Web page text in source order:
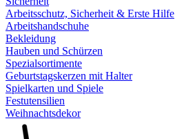
Arbeitsschutz, Sicherheit & Erste Hilfe
Arbeitshandschuhe
Bekleidung
Hauben und Schürzen
Spezialsortimente
Geburtstagskerzen mit Halter
Spielkarten und Spiele
Festutensilien
Weihnachtsdekor